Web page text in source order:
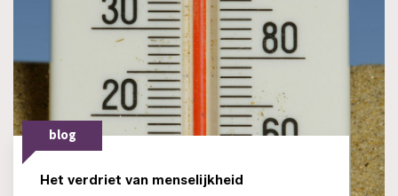
blog
Het verdriet van menselijkheid